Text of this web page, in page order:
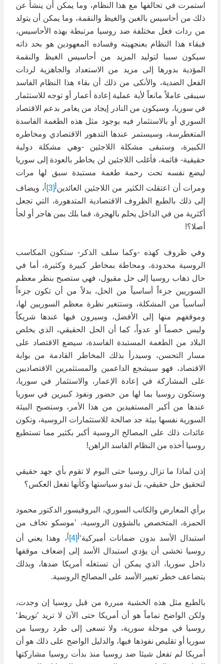
استمرت في تحالفها مع هذا النظام، وما يمكن أن ينشأ عن
ذلك من أحاسيس بالغبن والغيظ والنقمة، وما يمكن أن يتولد
من ردات فعل مختلفة ضد روسيا مرتبطة بهذه الأحاسيس،
فبقاء هذا النظام بعنجهيته وفساده المعهودين هو بحد ذاته
سيكون سببا لتوليد المزيد من أحاسيس الغيظ والنقمة
المؤدية بدورها إلى مزيد من الاستعداد والجاهزية لردات
الفعل الضدية، والأنكى من ذلك أن بقاء هذا النظام الفاسد
سيبقى عاملاً مانعاً لأية عملية إعادة أعمار أو توجه للاستثمار
في سوريا، وسيكون من النادر إيجاد من يغامر بدعم الاقتصاد
السوري أو بالاستثمار فيه بوجود مثل هذه الطغمة الفاسدة
المتغطرسة، وسيستمر عندها التدهور الاقتصادي ومخاطره
الكبيرة، وستبقى مشكلة اللاجئين -وهي مشكلة دولية
حقيقية- قائمة، فأغلب اللاجئين لن يخاطر بالعودة إلى سوريا
ليضع نفسه تحت رحمة طغمة مستبدة سبق لها مرات
ومرات أن اعتقلت الكثير من اللاجئين العائدين [
[3]
] ، ويضاف
إلى ذلك بالطبع الظروف الاقتصادية المتدهورة، التي تجعل
أكثرية من في الداخل يحلم بالهجرة، فما بلك بمن هاجر أو لجأ
أصلا؟!
وفي ظروف كهذه -وكما سلف الذكر- ستكون المكاسب
الروسية محدودة، ومحاطة بمخاطر كبيرة وكثيرة، أما في
حال ذهاب روسيا إلى حل مقبول، فهي ستصبح بنظر معظم
السوريين جزءاً أساسياً من الحل، بدلاً من أن تكون جزءاً
أساسياً من المشكلة، وستتغير نظرة معظم السوريين لها،
وموقفهم منها إلى الأفضل، وسيرون فيها عندها شريكاً
وليس خصماً أو عدواً، كما أن الحل الحقيقي، الذي يخلص
البلاد من الطغمة المستبدة الفاسدة، سيضع الاقتصاد على
مسار التحسن، وسيدرأ بذلك المخاطر القادمة من بوابة
الاقتصاد، فهو سيشجع الداعمين والمستثمرين الاقتصاديين
على المشاركة في إعادة الإعمار، والاستثمار في سوريا،
وستكون روسيا بما لها من حضور ونفوذ كبيرين في سوريا
عندها من أكبر المستفيدين من هذا الأمر، وستصبح البيئة
السورية نفسها بيئة جد صالحة للاستثمارات الروسية، وتكون
عائدات ذلك على المصالح الروسية أكبر بكثير مما تستطيع
روسيا أخذه من النظام الفاسد الراهن!
إذن لماذا ما تزال روسيا حتى اليوم لا تقوم بأي جهد حقيقي
لتحقيق حل حقيقي، بل تبدو سياستها وكأنها تفعل العكس؟
برأي المعارض والكاتب السوري، البروفيسور الدكتور محمود
الحمزة، المتخصص بالشؤون الروسية، ’موسكو تخاف من
استبدال الأسد بدون ضمانات أميركية‘ [
[4]
] ، وهذا يعني أن
روسيا تخشى أن يؤدي استبدال الأسد إلى إضعاف موقفها
داخل سوريا، الذي يمكن أن تستغله أمريكا ضدها، وبذلك
يتضاعف خطر تغيير الأسد على المصالح الروسية.
بالطبع مثل هذه الخشية مبررة من قبل روسيا إن وجدت،
ولكن الواضح تماماً هو أن أمريكا حتى الآن لا تريد ’توريط‘
روسيا في موحلة سورية، ولا تسعى إلى طرد روسيا من
سوريا أو تقليص نفوذها فيها، والدليل الواضح على ذلك هو أن
أمريكا لم تفعل شيئا ضد روسيا منذ بدأت روسيا مشاركتها